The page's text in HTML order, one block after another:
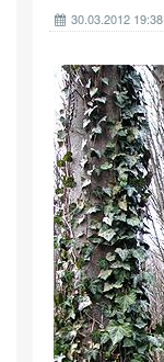
30.03.2012 19:38